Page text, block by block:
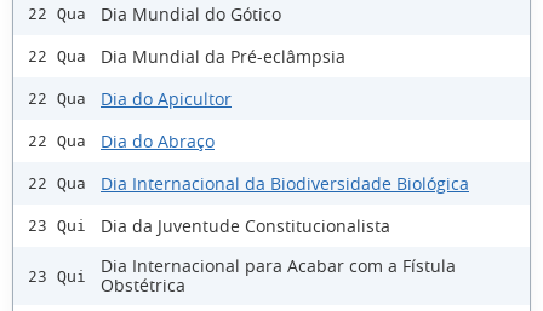
22 Qua Dia Mundial do Gótico
22 Qua Dia Mundial da Pré-eclâmpsia
22 Qua Dia do Apicultor
22 Qua Dia do Abraço
22 Qua Dia Internacional da Biodiversidade Biológica
23 Qui Dia da Juventude Constitucionalista
23 Qui
Dia Internacional para Acabar com a Fístula
Obstétrica